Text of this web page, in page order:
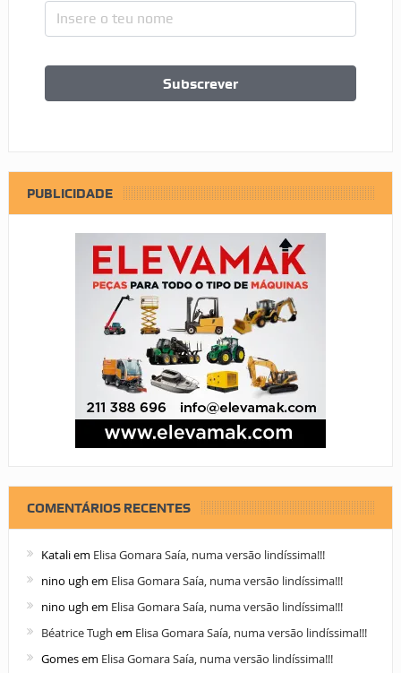
PUBLICIDADE
COMENTÁRIOS RECENTES
Kataliem Elisa Gomara Saía, numa versão lindíssima!!!
nino ugh em Elisa Gomara Saía, numa versão lindíssima!!!
nino ugh em Elisa Gomara Saía, numa versão lindíssima!!!
Béatrice Tugh em Elisa Gomara Saía, numa versão lindíssima!!!
Gomesem Elisa Gomara Saía, numa versão lindíssima!!!